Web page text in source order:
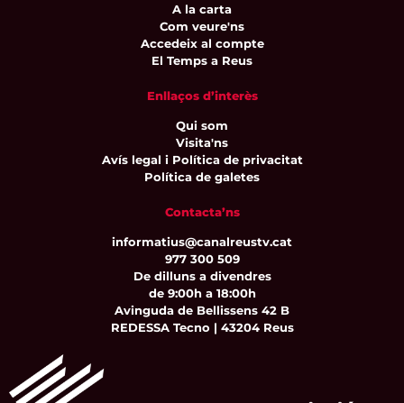
A la carta
Com veure'ns
Accedeix al compte
El Temps a Reus
Enllaços d’interès
Qui som
Visita'ns
Avís legal i Política de privacitat
Política de galetes
Contacta’ns
informatius@canalreustv.cat
977 300 509
De dilluns a divendres
de 9:00h a 18:00h
Avinguda de Bellissens 42 B
REDESSA Tecno | 43204 Reus